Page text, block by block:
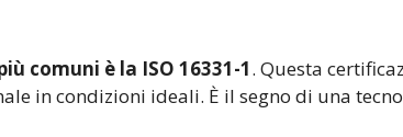
comuni è la ISO 16331-1. Questa
in condizioni ideali. È il segno di una